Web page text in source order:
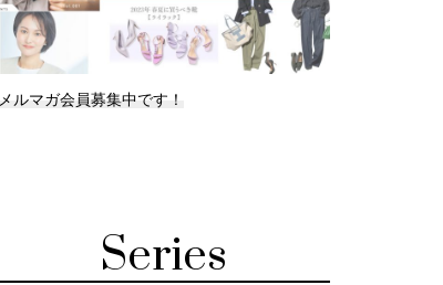
メルマガ会員募集中です！
Series